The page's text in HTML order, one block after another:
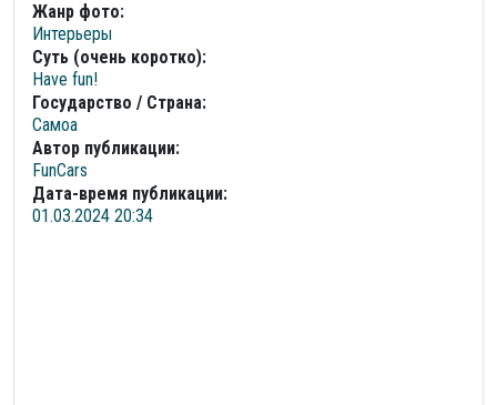
Жанр фото:
Интерьеры
Суть (очень коротко):
Have fun!
Государство / Страна:
Самоа
Автор публикации:
FunCars
Дата-время публикации:
01.03.2024 20:34